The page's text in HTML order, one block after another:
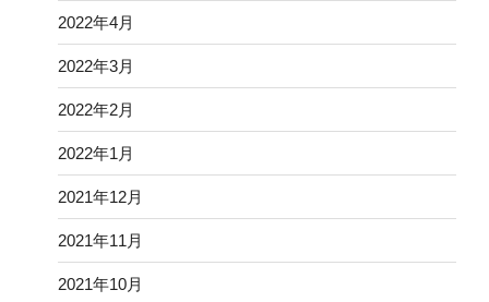
2022年4月
2022年3月
2022年2月
2022年1月
2021年12月
2021年11月
2021年10月